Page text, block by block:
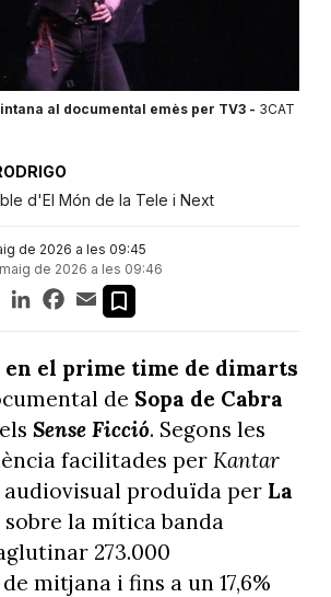
al documental emès per TV3 - 3CAT
d'El Món de la Tele i Next
de 2026 a les 09:45
de 2026 a les 09:46
TelegramLinkedInFacebook
Email
el prime time de dimarts
de Sopa de Cabra
Sense Ficció. Segons les
facilitades per Kantar
audiovisual produïda per La
sobre la mítica banda
273.000
mitjana i fins a un 17,6%